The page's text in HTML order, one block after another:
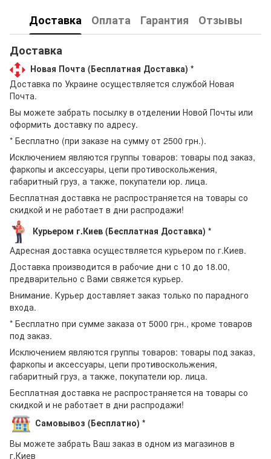
Доставка Оплата Гарантия
Отзывы
Доставка
Новая Почта (Бесплатная Доставка) *
Доставка по Украине осуществляется службой Новая
Почта.
Вы можете забрать посылку в отделении Новой Почты или
оформить доставку по адресу.
* Бесплатно (при заказе на сумму от 2500 грн.).
Исключением являются группы товаров: товары под заказ,
фаркопы и аксессуары, цепи противоскольжения,
габаритный груз, а также, покупатели юр. лица.
Бесплатная доставка не распространяется на товары со
скидкой и не работает в дни распродажи!
Курьером г.Киев (Бесплатная Доставка) *
Адресная доставка осуществляется курьером по г.Киев.
Доставка производится в рабочие дни с 10 до 18.00,
предварительно с Вами свяжется курьер.
Внимание. Курьер доставляет заказ только по парадного
входа.
* Бесплатно при сумме заказа от 5000 грн., кроме товаров
под заказ.
Исключением являются группы товаров: товары под заказ,
фаркопы и аксессуары, цепи противоскольжения,
габаритный груз, а также, покупатели юр. лица.
Бесплатная доставка не распространяется на товары со
скидкой и не работает в дни распродажи!
Самовывоз (Бесплатно) *
Вы можете забрать Ваш заказ в одном из магазинов в
г.Киев